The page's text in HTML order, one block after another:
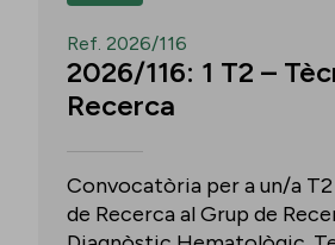
Ref. 2026/116
2026/116: 1 T2 –
Recerca
Convocatòria per a un/a
de Recerca al Grup de